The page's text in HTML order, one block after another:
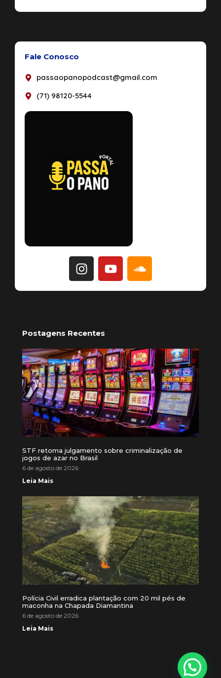
Fale Conosco
passaopanopodcast@gmail.com
(71) 98120-5544
Postagens Recentes
STF retoma julgamento sobre criminalização de
jogos de azar no Brasil
6 de agosto de 2026
Leia Mais
Polícia Civil erradica plantação com 20 mil pés de
maconha na Chapada Diamantina
6 de agosto de 2026
Leia Mais